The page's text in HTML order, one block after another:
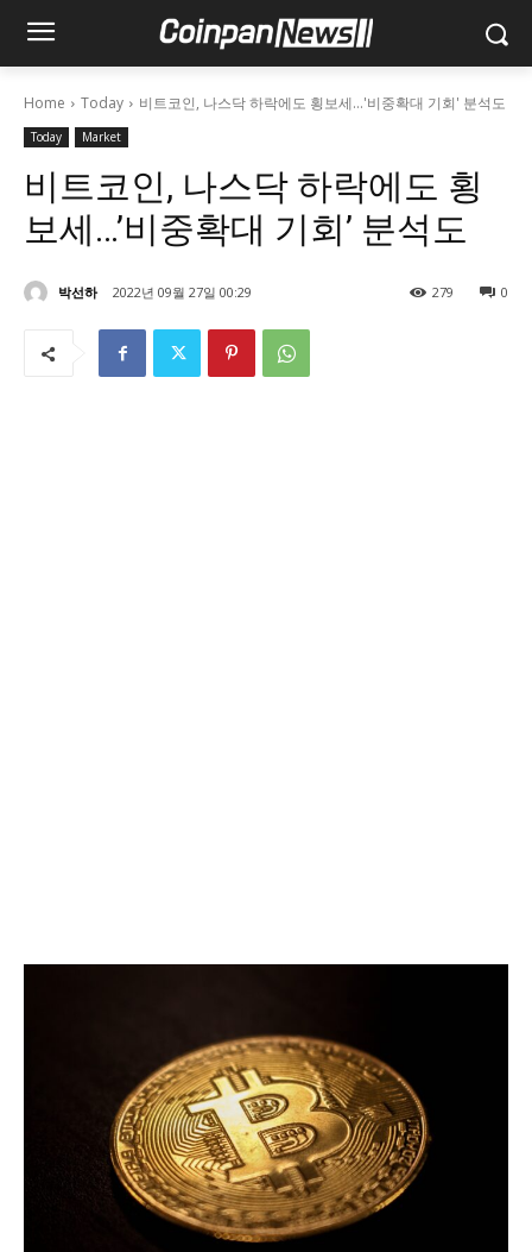
Home Today 비트코인, 나스닥 하락에도 횡보세…'비중확대 기회' 분석도
Today Market
비트코인, 나스닥 하락에도 횡
보세…’비중확대 기회’ 분석도
박선하 2022년 09월 27일 00:29 0
279